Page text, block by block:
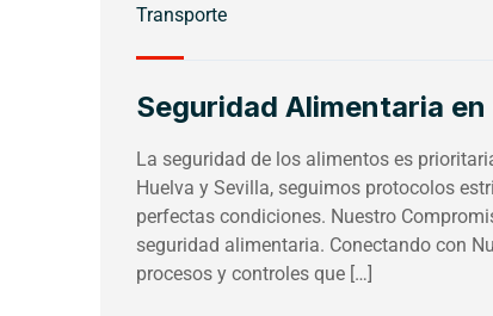
Transporte
Seguridad Alimentaria en
La seguridad de los alimentos es
Huelva y Sevilla, seguimos protocolos
perfectas condiciones. Nuestro
seguridad alimentaria. Conectando con
procesos y controles que […]